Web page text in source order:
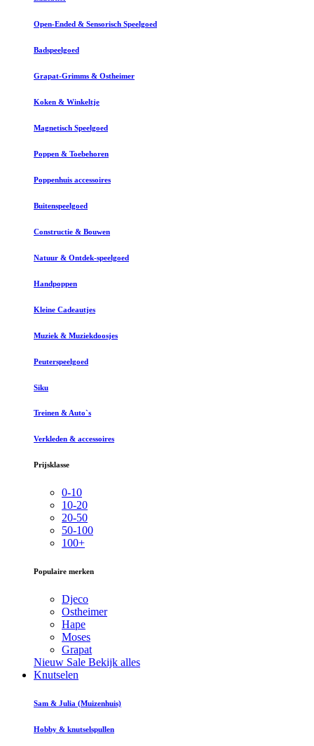
Open-Ended & Sensorisch Speelgoed
Badspeelgoed
Grapat-Grimms & Ostheimer
Koken & Winkeltje
Magnetisch Speelgoed
Poppen & Toebehoren
Poppenhuis accessoires
Buitenspeelgoed
Constructie & Bouwen
Natuur & Ontdek-speelgoed
Handpoppen
Kleine Cadeautjes
Muziek & Muziekdoosjes
Peuterspeelgoed
Siku
Treinen & Auto`s
Verkleden & accessoires
Prijsklasse
0-10
10-20
20-50
50-100
100+
Populaire merken
Djeco
Ostheimer
Hape
Moses
Grapat
Nieuw Sale Bekijk alles
Knutselen
Sam & Julia (Muizenhuis)
Hobby & knutselspullen